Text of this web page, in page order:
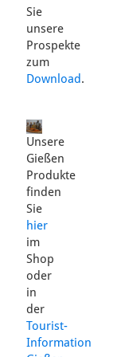
Sie
unsere
Prospekte
zum
Download.
Unsere
Gießen
Produkte
finden
Sie
hier
im
Shop
oder
in
der
Tourist-
Information